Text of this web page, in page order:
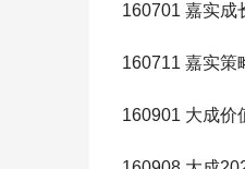
160701 嘉实成
160711 嘉实策
160901 大成价